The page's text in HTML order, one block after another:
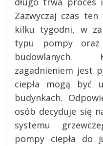
Zazwyczaj czas
kilku tygodni, w
typu pompy oraz
budowlanych.
zagadnieniem jest
ciepła mogą być
budynkach.
osób decyduje się
systemu
pompy ciepła do